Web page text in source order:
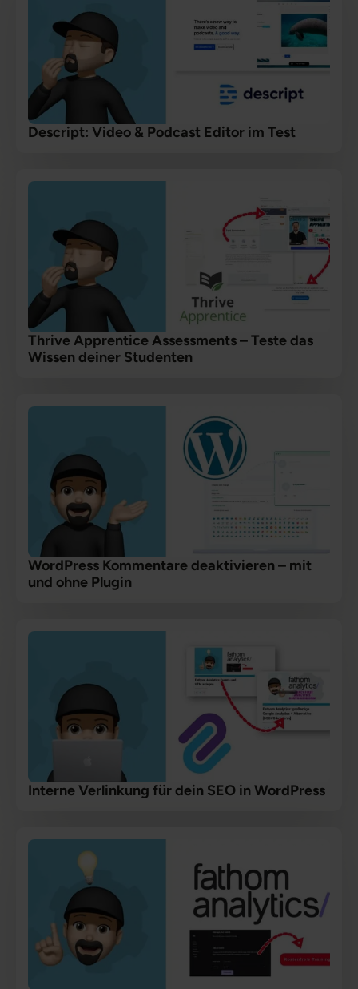
Descript: Video & Podcast Editor im Test
Thrive Apprentice Assessments – Teste das
Wissen deiner Studenten
WordPress Kommentare deaktivieren – mit
und ohne Plugin
Interne Verlinkung für dein SEO in WordPress